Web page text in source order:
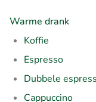
Warme drank
Koffie
Espresso
Dubbele
Cappuccino